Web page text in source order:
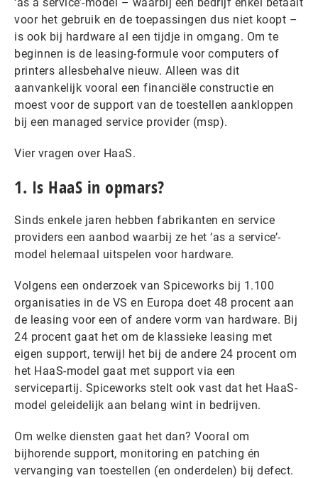
voor het gebruik en de toepassingen dus niet koopt –
is ook bij hardware al een tijdje in omgang. Om te
beginnen is de leasing-formule voor computers of
printers allesbehalve nieuw. Alleen was dit
aanvankelijk vooral een financiële constructie en
moest voor de support van de toestellen aankloppen
bij een managed service provider (msp).
Vier vragen over HaaS.
1. Is HaaS in opmars?
Sinds enkele jaren hebben fabrikanten en service
providers een aanbod waarbij ze het ‘as a service’-
model helemaal uitspelen voor hardware.
Volgens een onderzoek van Spiceworks bij 1.100
organisaties in de VS en Europa doet 48 procent aan
de leasing voor een of andere vorm van hardware. Bij
24 procent gaat het om de klassieke leasing met
eigen support, terwijl het bij de andere 24 procent om
het HaaS-model gaat met support via een
servicepartij. Spiceworks stelt ook vast dat het HaaS-
model geleidelijk aan belang wint in bedrijven.
Om welke diensten gaat het dan? Vooral om
bijhorende support, monitoring en patching én
vervanging van toestellen (en onderdelen) bij defect.